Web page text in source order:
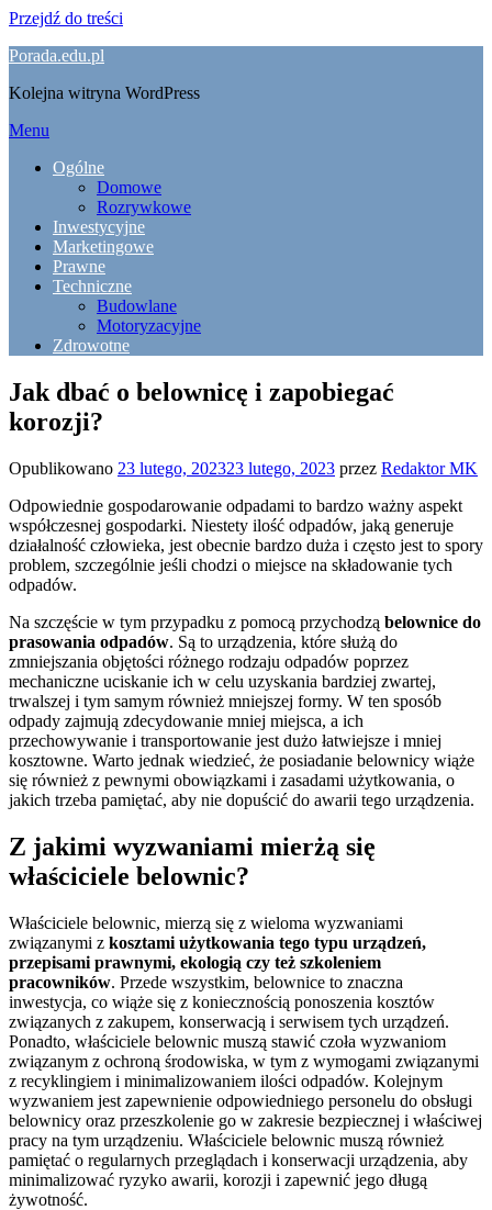
Przejdź do treści
Porada.edu.pl
Kolejna witryna WordPress
Menu
Ogólne
Domowe
Rozrywkowe
Inwestycyjne
Marketingowe
Prawne
Techniczne
Budowlane
Motoryzacyjne
Zdrowotne
Jak dbać o belownicę i zapobiegać
korozji?
Opublikowano 23 lutego, 202323 lutego, 2023 przez Redaktor MK
Odpowiednie gospodarowanie odpadami to bardzo ważny aspekt
współczesnej gospodarki. Niestety ilość odpadów, jaką generuje
działalność człowieka, jest obecnie bardzo duża i często jest to spory
problem, szczególnie jeśli chodzi o miejsce na składowanie tych
odpadów.
Na szczęście w tym przypadku z pomocą przychodzą belownice do
prasowania odpadów. Są to urządzenia, które służą do
zmniejszania objętości różnego rodzaju odpadów poprzez
mechaniczne uciskanie ich w celu uzyskania bardziej zwartej,
trwalszej i tym samym również mniejszej formy. W ten sposób
odpady zajmują zdecydowanie mniej miejsca, a ich
przechowywanie i transportowanie jest dużo łatwiejsze i mniej
kosztowne. Warto jednak wiedzieć, że posiadanie belownicy wiąże
się również z pewnymi obowiązkami i zasadami użytkowania, o
jakich trzeba pamiętać, aby nie dopuścić do awarii tego urządzenia.
Z jakimi wyzwaniami mierżą się
właściciele belownic?
Właściciele belownic, mierzą się z wieloma wyzwaniami
związanymi z kosztami użytkowania tego typu urządzeń,
przepisami prawnymi, ekologią czy też szkoleniem
pracowników. Przede wszystkim, belownice to znaczna
inwestycja, co wiąże się z koniecznością ponoszenia kosztów
związanych z zakupem, konserwacją i serwisem tych urządzeń.
Ponadto, właściciele belownic muszą stawić czoła wyzwaniom
związanym z ochroną środowiska, w tym z wymogami związanymi
z recyklingiem i minimalizowaniem ilości odpadów. Kolejnym
wyzwaniem jest zapewnienie odpowiedniego personelu do obsługi
belownicy oraz przeszkolenie go w zakresie bezpiecznej i właściwej
pracy na tym urządzeniu. Właściciele belownic muszą również
pamiętać o regularnych przeglądach i konserwacji urządzenia, aby
minimalizować ryzyko awarii, korozji i zapewnić jego długą
żywotność.